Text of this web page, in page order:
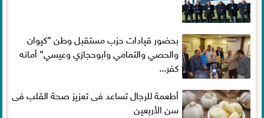
بحضور قيادات حزب مستقبل وطن ”كيوان
والحصي والتمامي وابوحجازي وعيسي” أمانه
كفر...
أطعمة للرجال تساعد فى تعزيز صحة القلب فى
سن الأربعين